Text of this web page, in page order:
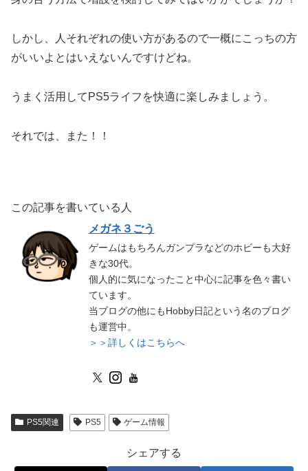
しかし、人それぞれの使い方があるので一概にこっちの方
がいいよとはいえないんですけどね。
うまく活用してPS5ライフを快適に楽しみましょう。
それでは、また！！
この記事を書いている人
メガネ３ごう
ゲームはもちろんガンプラなどのホビーも大好
きな30代。
個人的に気になったこと中心に記事を色々書い
ています。
当ブログの他にもHobby日記という名のブログ
も運営中。
＞＞詳しくはこちらへ
PS5関連 PS5 ゲーム情報
シェアする